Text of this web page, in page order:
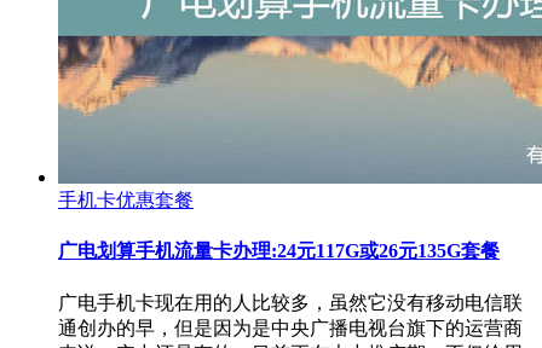
手机卡优惠套餐
广电划算手机流量卡办理:24元117G或26元135G套餐
广电手机卡现在用的人比较多，虽然它没有移动电信联
通创办的早，但是因为是中央广播电视台旗下的运营商